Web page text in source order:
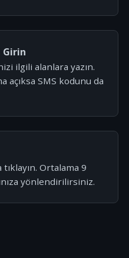
ilgili alanlara yazın.
açıksa SMS kodunu da
Ortalama 9
yönlendirilirsiniz.